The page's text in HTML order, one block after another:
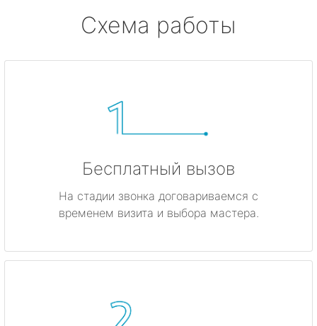
Схема работы
Бесплатный вызов
На стадии звонка договариваемся с
временем визита и выбора мастера.